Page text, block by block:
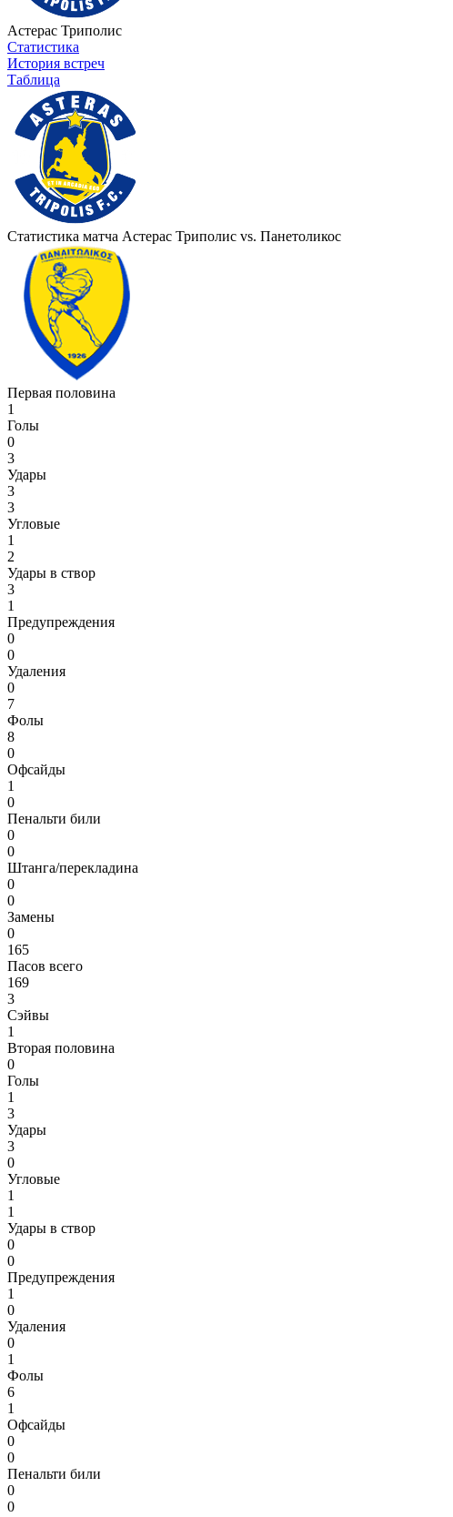
Астерас Триполис
Статистика
История встреч
Таблица
Статистика матча Астерас Триполис vs. Панетоликос
Первая половина
1
Голы
0
3
Удары
3
3
Угловые
1
2
Удары в створ
3
1
Предупреждения
0
0
Удаления
0
7
Фолы
8
0
Офсайды
1
0
Пенальти били
0
0
Штанга/перекладина
0
0
Замены
0
165
Пасов всего
169
3
Сэйвы
1
Вторая половина
0
Голы
1
3
Удары
3
0
Угловые
1
1
Удары в створ
0
0
Предупреждения
1
0
Удаления
0
1
Фолы
6
1
Офсайды
0
0
Пенальти били
0
0